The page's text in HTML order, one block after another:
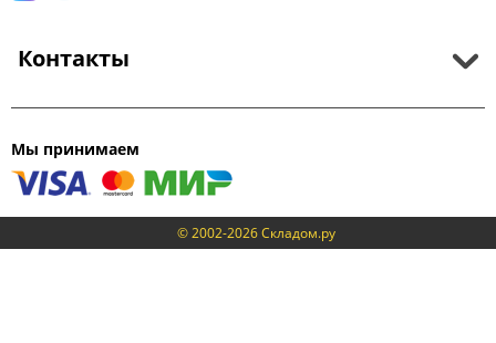
Контакты
Мы принимаем
© 2002-2026 Складом.ру